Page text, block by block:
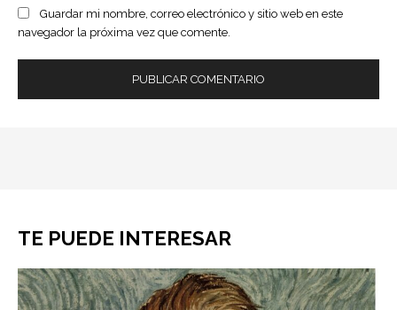
Guardar mi nombre, correo electrónico y sitio web en este
navegador la próxima vez que comente.
TE PUEDE INTERESAR